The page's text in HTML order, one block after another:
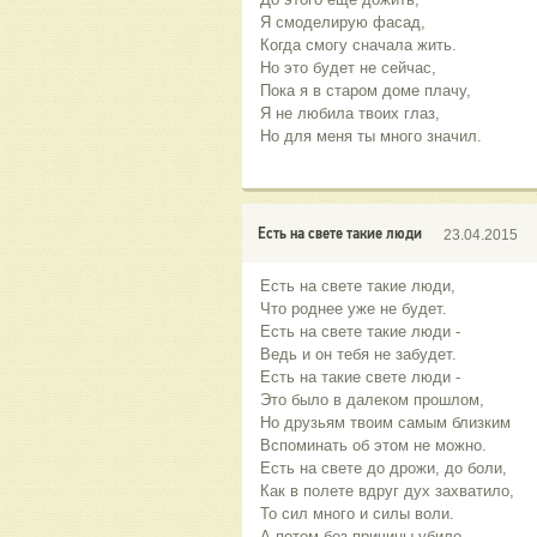
Я смоделирую фасад,
Когда смогу сначала жить.
Но это будет не сейчас,
Пока я в старом доме плачу,
Я не любила твоих глаз,
Но для меня ты много значил.
Есть на свете такие люди 23.04.2015
Есть на свете такие люди,
Что роднее уже не будет.
Есть на свете такие люди -
Ведь и он тебя не забудет.
Есть на такие свете люди -
Это было в далеком прошлом,
Но друзьям твоим самым близким
Вспоминать об этом не можно.
Есть на свете до дрожи, до боли,
Как в полете вдруг дух захватило,
То сил много и силы воли.